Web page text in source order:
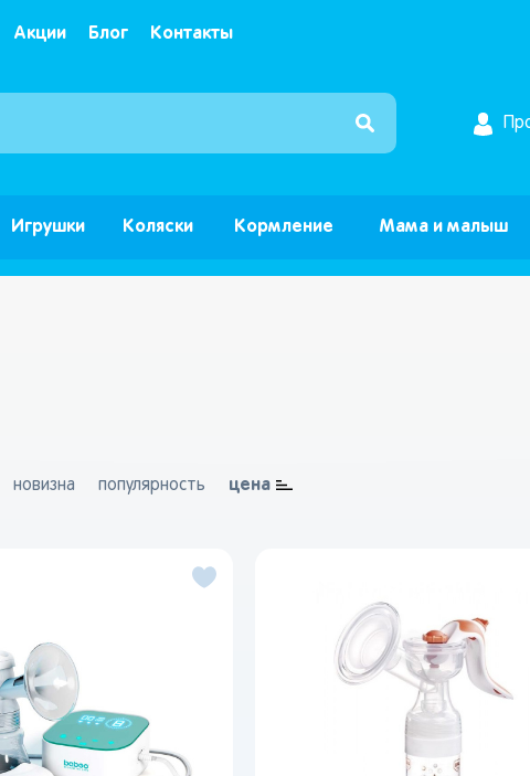
Акции Блог Контакты
Интернет магазин детских товаров и игрушек ”Бум
Игрушки Коляски Кормление Мама и малыш
новизна популярность цена